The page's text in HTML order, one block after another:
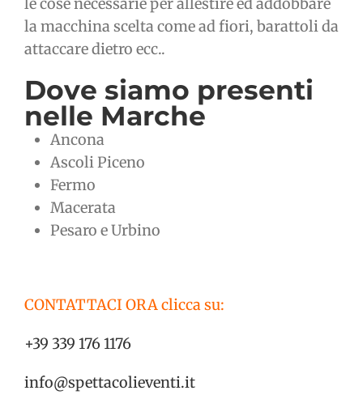
la macchina scelta come ad fiori, barattoli da
attaccare dietro ecc..
Dove siamo presenti
nelle Marche
Ancona
Ascoli Piceno
Fermo
Macerata
Pesaro e Urbino
CONTATTACI ORA clicca su:
+39 339 176 1176
info@spettacolieventi.it